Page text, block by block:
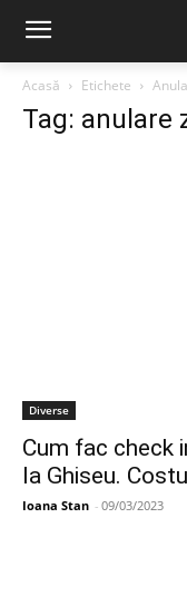
Acasă Etichete
Tag: anulare
Diverse
Cum fac check
la Ghiseu.
Ioana Stan - 09/03/2023